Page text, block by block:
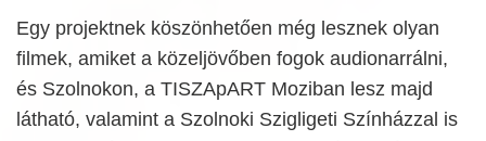
Egy projektnek köszönhetően még lesznek olyan
filmek, amiket a közeljövőben fogok audionarrálni,
és Szolnokon, a TISZApART Moziban lesz majd
látható, valamint a Szolnoki Szigligeti Színházzal is